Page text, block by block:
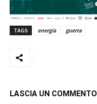
TAGS energia guerra
LASCIA UN COMMENTO